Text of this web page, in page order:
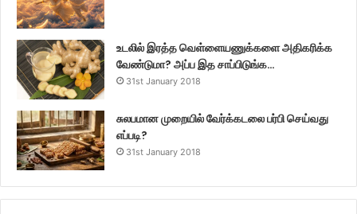
உடலில் இரத்த வெள்ளையணுக்களை அதிகரிக்க
வேண்டுமா? அப்ப இத சாப்பிடுங்க…
31st January 2018
சுலபமான முறையில் வேர்க்கடலை பர்பி செய்வது
எப்படி?
31st January 2018